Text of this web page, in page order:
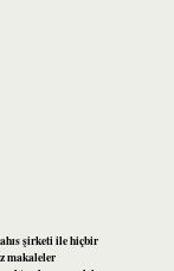
şirketi ile hiçbir
makaleler